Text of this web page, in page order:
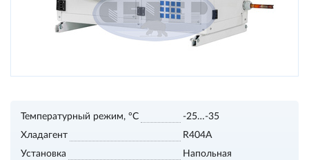
Температурный режим, °С
-25…-35
Хладагент
R404A
Установка
Напольная